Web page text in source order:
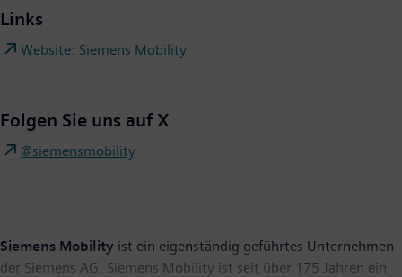
Links
Website: Siemens Mobility
Folgen Sie uns auf X
@siemensmobility
Siemens Mobility ist ein eigenständig geführtes Unternehmen
der Siemens AG. Siemens Mobility ist seit über 175 Jahren ein